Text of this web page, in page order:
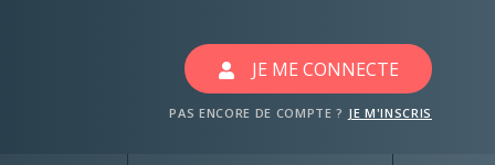
les jeux odelices
JE ME CONNECTE
PAS ENCORE DE COMPTE ? JE M'INSCRIS